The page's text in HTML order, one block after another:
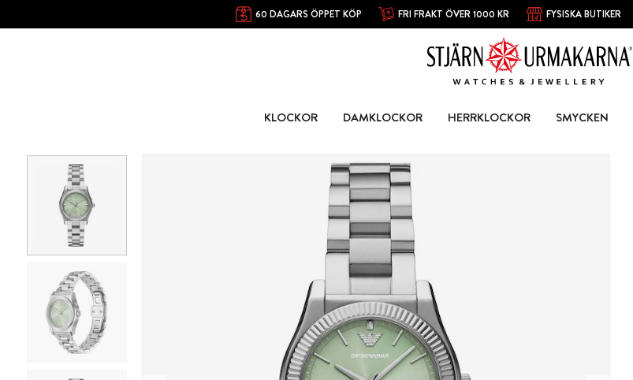
60 DAGARS ÖPPET KÖP FRI FRAKT ÖVER 1000 KR FYSISKA BUTIKER
KLOCKOR DAMKLOCKOR HERRKLOCKOR SMYCKEN